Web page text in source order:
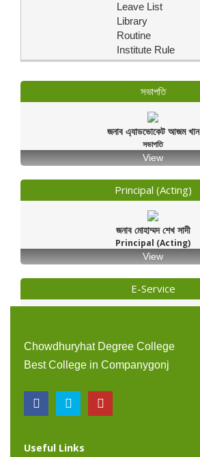
Leave List
Library
Routine
Institute Rule
সভাপতি
জনাব এ্যাডভোকেট আজম খান
সভাপতি
View
Principal (Acting)
জনাব মোহাম্মদ শেখ সাদী
Principal (Acting)
View
E-Service
Chowdhuryhat Degree College
Best College in Companygonj
Useful Links